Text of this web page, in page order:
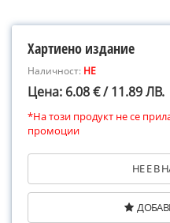
Хартиено издание
Наличност: НЕ
Цена: 6.08 € / 11.89 ЛВ.
*На този продукт не се
промоции
НЕ Е В